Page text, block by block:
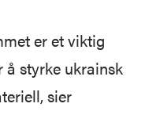
er et viktig
å styrke ukrainsk
sier